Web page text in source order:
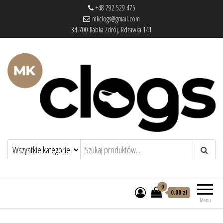
+48 792 529 475
mkclogs@gmail.com
34-700 Rabka Zdrój, Rdzawka 141
mkclogs – sklep obuwniczysklep obuwniczy – drewniaki, buty
medyczne, pantofle, klapki
Menu
0
0.00 zł